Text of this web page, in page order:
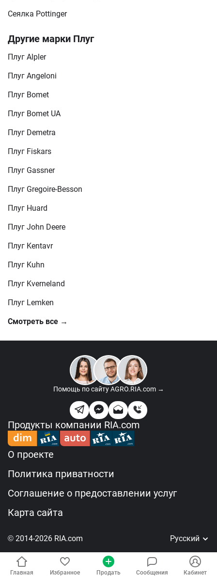
Главная Избранное Продать Сообщения Кабинет
Сеялка Pottinger
Другие марки Плуг
Плуг Alpler
Плуг Angeloni
Плуг Bomet
Плуг Bomet UA
Плуг Demetra
Плуг Fiskars
Плуг Gassner
Плуг Gregoire-Besson
Плуг Huard
Плуг John Deere
Плуг Kentavr
Плуг Kuhn
Плуг Kverneland
Плуг Lemken
Смотреть все →
Помощь по сайтуAGRO.RIA.com →
Продукты компании RIA.com
О проекте
Политика приватности
Соглашение о предоставлении услуг
Карта сайта
© 2014-2026 RIA.com Русский